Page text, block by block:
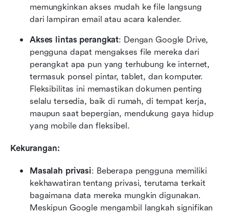
memungkinkan akses mudah ke file langsung
dari lampiran email atau acara kalender.
Akses lintas perangkat: Dengan Google Drive,
pengguna dapat mengakses file mereka dari
perangkat apa pun yang terhubung ke internet,
termasuk ponsel pintar, tablet, dan komputer.
Fleksibilitas ini memastikan dokumen penting
selalu tersedia, baik di rumah, di tempat kerja,
maupun saat bepergian, mendukung gaya hidup
yang mobile dan fleksibel.
Kekurangan:
Masalah privasi: Beberapa pengguna memiliki
kekhawatiran tentang privasi, terutama terkait
bagaimana data mereka mungkin digunakan.
Meskipun Google mengambil langkah signifikan